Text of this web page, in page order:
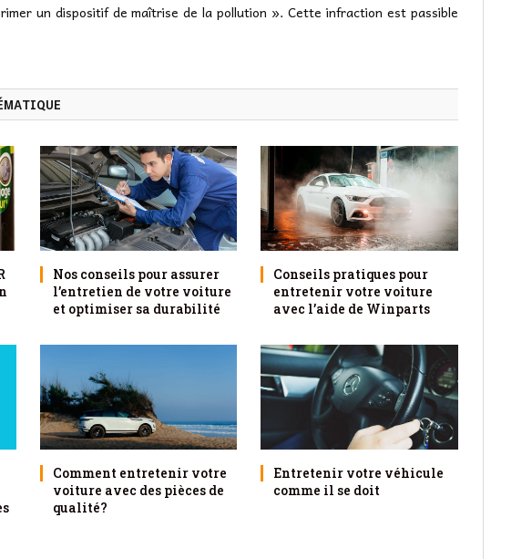
un dispositif de maîtrise de la pollution ». Cette infraction est passible
Nos conseils pour assurer
l’entretien de votre voiture
et optimiser sa durabilité
Conseils pratiques pour
entretenir votre voiture
avec l’aide de Winparts
Comment entretenir votre
voiture avec des pièces de
qualité?
Entretenir votre véhicule
comme il se doit